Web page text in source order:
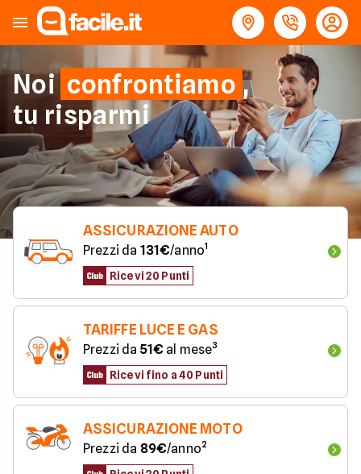
Noi confrontiamo ,
tu risparmi
ASSICURAZIONE AUTO
Prezzi da 131€/anno¹
Ricevi 20 Punti
TARIFFE LUCE E GAS
Prezzi da 51€ al mese³
Ricevi fino a 40 Punti
ASSICURAZIONE MOTO
Prezzi da 89€/anno²